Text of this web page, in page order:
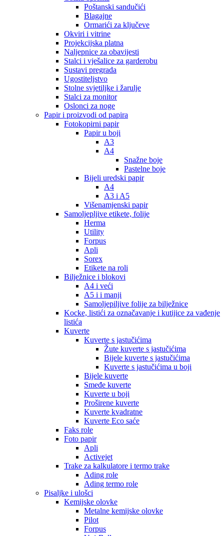
Poštanski sandučići
Blagajne
Ormarići za ključeve
Okviri i vitrine
Projekcijska platna
Naljepnice za obavijesti
Stalci i vješalice za garderobu
Sustavi pregrada
Ugostiteljstvo
Stolne svjetiljke i žarulje
Stalci za monitor
Oslonci za noge
Papir i proizvodi od papira
Fotokopirni papir
Papir u boji
A3
A4
Snažne boje
Pastelne boje
Bijeli uredski papir
A4
A3 i A5
Višenamjenski papir
Samoljepljive etikete, folije
Herma
Utility
Forpus
Apli
Sorex
Etikete na roli
Bilježnice i blokovi
A4 i veći
A5 i i manji
Samoljepiljive folije za bilježnice
Kocke, listići za označavanje i kutijice za vađenje
listića
Kuverte
Kuverte s jastučićima
Žute kuverte s jastučićima
Bijele kuverte s jastučićima
Kuverte s jastučićima u boji
Bijele kuverte
Smeđe kuverte
Kuverte u boji
Proširene kuverte
Kuverte kvadratne
Kuverte Eco saće
Faks role
Foto papir
Apli
Activejet
Trake za kalkulatore i termo trake
Ading role
Ading termo role
Pisaljke i ulošci
Kemijske olovke
Metalne kemijske olovke
Pilot
Forpus